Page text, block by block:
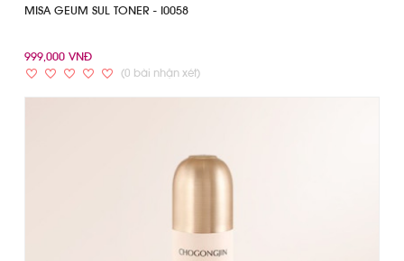
MISA GEUM SUL TONER - I0058
999,000 VNĐ
(0 bài nhận xét)